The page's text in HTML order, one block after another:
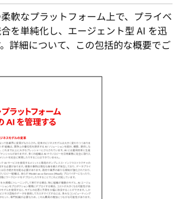
軟なプラットフォーム上で、プライベ
を単純化し、エージェント型 AI を迅
詳細について、この包括的な概要でご